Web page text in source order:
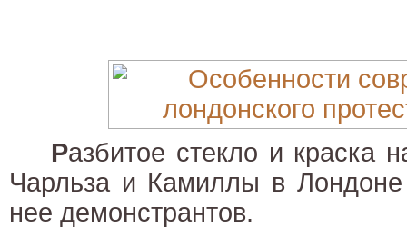
Разбитое стекло и краска
Чарльза и Камиллы в
нее демонстрантов.